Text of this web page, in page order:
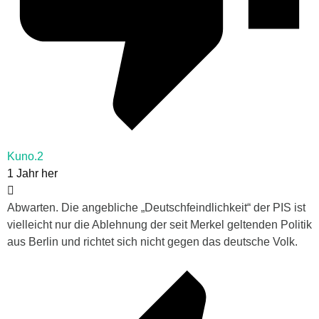
Kuno.2
1 Jahr her
Abwarten. Die angebliche „Deutschfeindlichkeit“ der PIS ist
vielleicht nur die Ablehnung der seit Merkel geltenden Politik
aus Berlin und richtet sich nicht gegen das deutsche Volk.